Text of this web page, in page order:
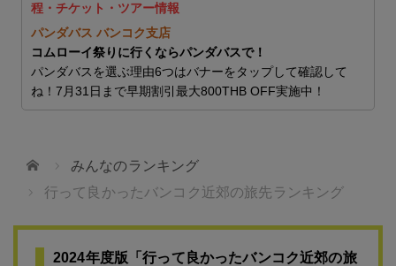
程・チケット・ツアー情報
パンダバス バンコク支店
コムローイ祭りに行くならパンダバスで！
パンダバスを選ぶ理由6つはバナーをタップして確認して
ね！7月31日まで早期割引最大800THB OFF実施中！
ホーム みんなのランキング
行って良かったバンコク近郊の旅先ランキング
2024年度版「行って良かったバンコク近郊の旅